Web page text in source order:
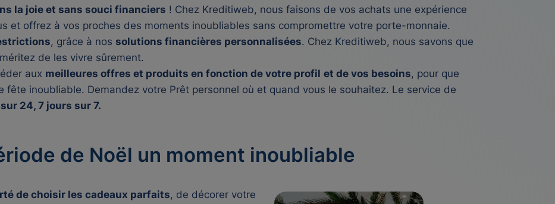
la joie et sans souci financiers ! Chez Kreditiweb, nous faisons de vos achats une expérience
et offrez à vos proches des moments inoubliables sans compromettre votre porte-monnaie.
, grâce à nos solutions financières personnalisées. Chez Kreditiweb, nous savons que
de les vivre sûrement.
aux meilleures offres et produits en fonction de votre profil et de vos besoins, pour que
fête inoubliable. Demandez votre Prêt personnel où et quand vous le souhaitez. Le service de
24, 7 jours sur 7.
de Noël un moment inoubliable
de choisir les cadeaux parfaits, de décorer votre